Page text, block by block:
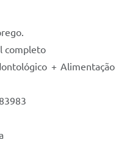
completo
+ Alimentação